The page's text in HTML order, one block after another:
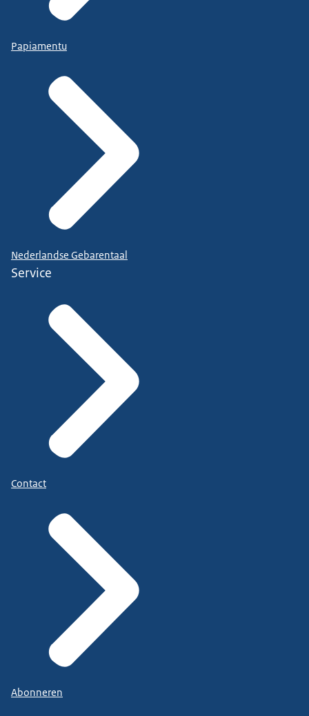
Papiamentu
Nederlandse Gebarentaal
Service
Contact
Abonneren